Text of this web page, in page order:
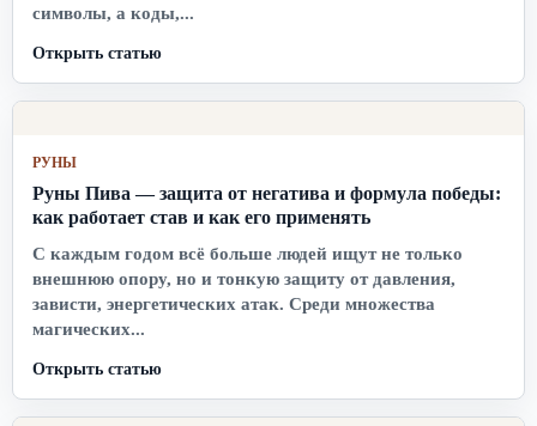
символы, а коды,...
Открыть статью
РУНЫ
Руны Пива — защита от негатива и формула победы:
как работает став и как его применять
С каждым годом всё больше людей ищут не только
внешнюю опору, но и тонкую защиту от давления,
зависти, энергетических атак. Среди множества
магических...
Открыть статью